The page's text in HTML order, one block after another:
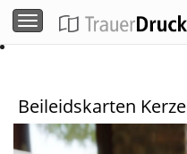
Menü umschalten
Beileidskarten Kerze